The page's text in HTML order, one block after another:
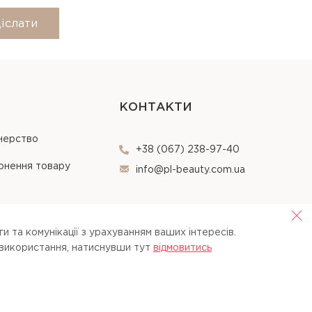
товару
КОНТАКТИ
+38 (067) 238-97-40
info@pl-beauty.com.ua
комунікації з урахуванням ваших інтересів.
натиснувши тут вiдмовитись